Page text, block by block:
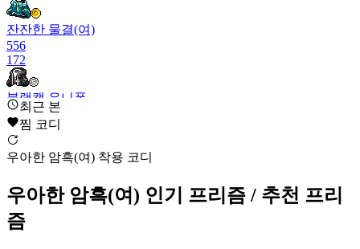
잔잔한 물결(여)
556
172
블랙캣 유니폼
550
173
스팀 펑크 하모니(여)
174
상큼 아침산책(여)
543
최근 본
찜 코디
우아한 암흑(여) 착용 코디
우아한 암흑(여) 인기 프리즘 / 추천 프리
즘